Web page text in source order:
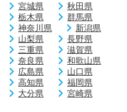
宮城県
秋田県
栃木県
群馬県
神奈川県
新潟県
山梨県
長野県
三重県
滋賀県
奈良県
和歌山県
広島県
山口県
高知県
福岡県
大分県
宮崎県